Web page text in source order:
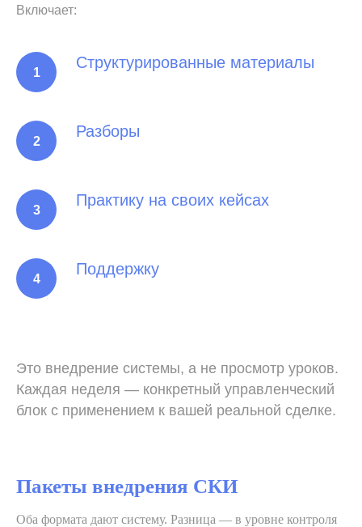
Включает:
Структурированные материалы
Разборы
Практику на своих кейсах
Поддержку
Это внедрение системы, а не просмотр уроков.
Каждая неделя — конкретный управленческий
блок с применением к вашей реальной сделке.
Пакеты внедрения СКИ
Оба формата дают систему. Разница — в уровне контроля